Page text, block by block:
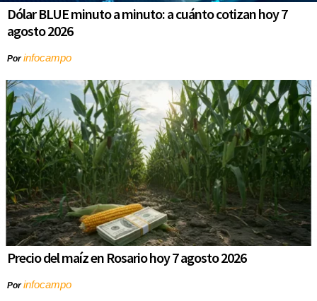
Dólar BLUE minuto a minuto: a cuánto cotizan hoy 7
agosto 2026
Porinfocampo
Precio del maíz en Rosario hoy 7 agosto 2026
Porinfocampo